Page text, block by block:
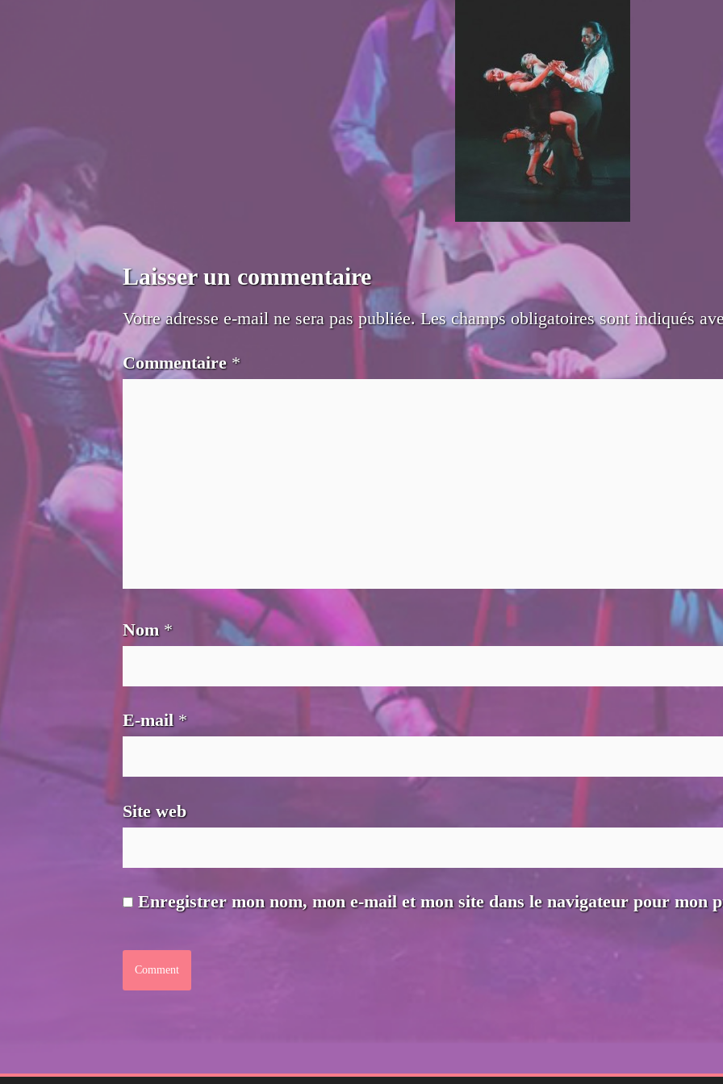
Laisser un commentaire
Votre adresse e-mail ne sera pas publiée. Les champs obligatoires sont indiqués
Commentaire *
Nom *
E-mail *
Site web
Enregistrer mon nom, mon e-mail et mon site dans le navigateur pour mon